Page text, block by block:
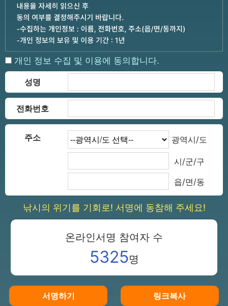
개인 정보 수집 및 이용에 동의합니다.
성명
전화번호
주소 광역시/도
시/군/구
읍/면/동
낚시의 위기를 기회로! 서명에 동참해 주세요!
온라인서명 참여자 수
5325명
서명하기 링크복사